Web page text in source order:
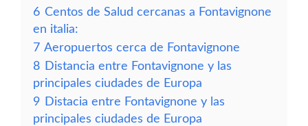
6 Centos de Salud cercanas a Fontavignone
en italia:
7 Aeropuertos cerca de Fontavignone
8 Distancia entre Fontavignone y las
principales ciudades de Europa
9 Distacia entre Fontavignone y las
principales ciudades de Europa